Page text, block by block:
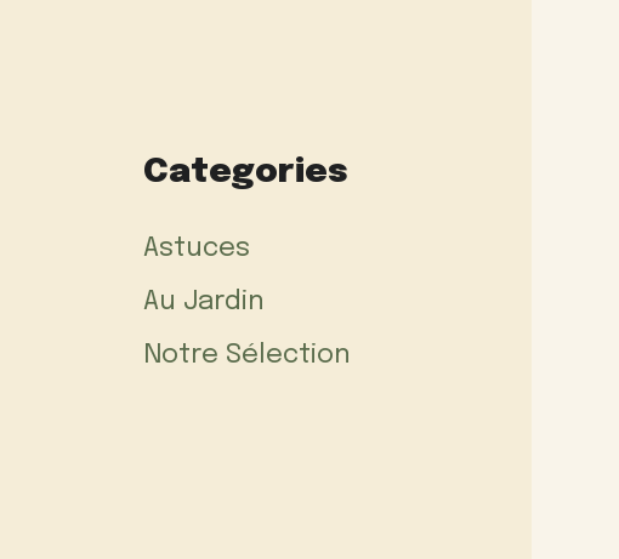
Categories
Astuces
Au Jardin
Notre Sélection